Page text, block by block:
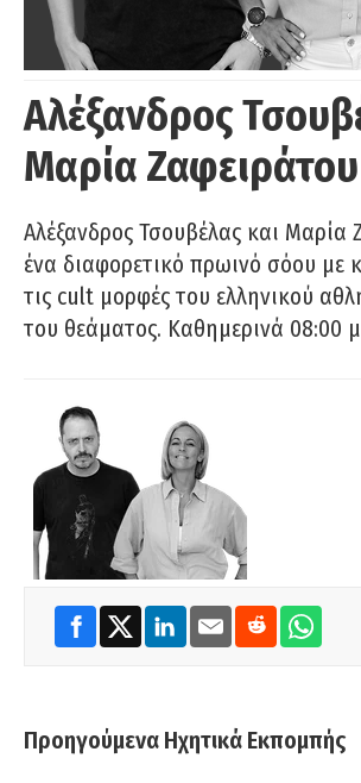
Αλέξανδρος
Μαρία Ζαφειράτου
Αλέξανδρος Τσουβέλας και Μαρία
ένα διαφορετικό πρωινό σόου με
τις cult μορφές του ελληνικού
του θεάματος. Καθημερινά 08:00
Προηγούμενα Ηχητικά Εκπομπής